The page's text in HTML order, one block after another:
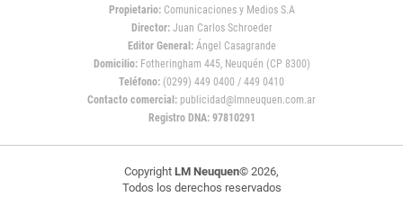
Propietario:Comunicaciones y Medios S.A
Director: Juan Carlos Schroeder
Editor General:Ángel Casagrande
Domicilio:Fotheringham 445, Neuquén (CP 8300)
Teléfono: (0299) 449 0400 / 449 0410
Contacto comercial: publicidad@lmneuquen.com.ar
Registro DNA: 97810291
Copyright LM Neuquen© 2026,
Todos los derechos reservados